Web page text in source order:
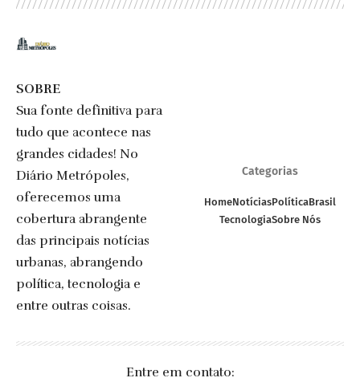
SOBRE
Sua fonte definitiva para
tudo que acontece nas
grandes cidades! No
Diário Metrópoles,
oferecemos uma
cobertura abrangente
das principais notícias
urbanas, abrangendo
política, tecnologia e
entre outras coisas.
Categorias
HomeNotíciasPolíticaBrasil
TecnologiaSobre Nós
Entre em contato: